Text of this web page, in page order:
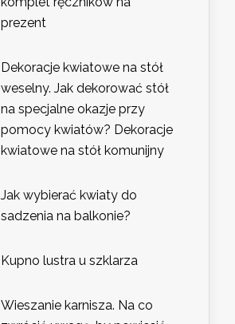
prezent
Dekoracje kwiatowe na stół
weselny. Jak dekorować stół
na specjalne okazje przy
pomocy kwiatów? Dekoracje
kwiatowe na stół komunijny
Jak wybierać kwiaty do
sadzenia na balkonie?
Kupno lustra u szklarza
Wieszanie karnisza. Na co